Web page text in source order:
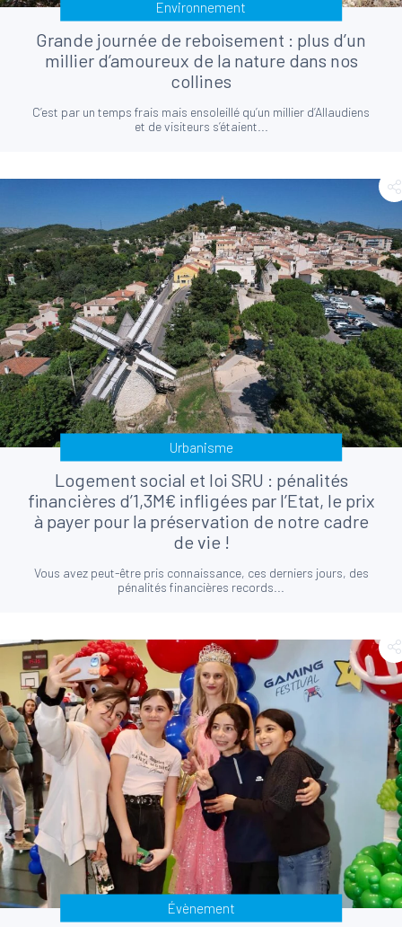
Environnement
Grande journée de reboisement : plus d’un
millier d’amoureux de la nature dans nos
collines
C’est par un temps frais mais ensoleillé qu’un millier d’Allaudiens
et de visiteurs s’étaient...
Urbanisme
Logement social et loi SRU : pénalités
financières d’1,3M€ infligées par l’Etat, le prix
à payer pour la préservation de notre cadre
de vie !
Vous avez peut-être pris connaissance, ces derniers jours, des
pénalités financières records...
Évènement